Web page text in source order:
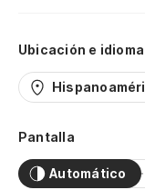
Ubicación e idioma
Pantalla
Automático